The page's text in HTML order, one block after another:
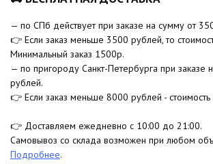
— по СПб действует при заказе на сумму от
👉 Если заказ меньше 3500 рублей, то
Минимальный заказ 1500р.
— по пригороду Санкт-Петербурга при заказе
рублей.
👉 Если заказ меньше 8000 рублей - стоимость
👉 Доставляем ежедневно с 10:00 до 21:00.
Самовывоз со склада возможен при любом
Подробнее.